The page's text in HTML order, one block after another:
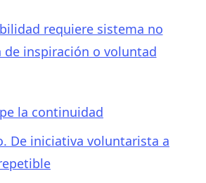
requiere sistema no
de inspiración o voluntad
la continuidad
De iniciativa voluntarista a